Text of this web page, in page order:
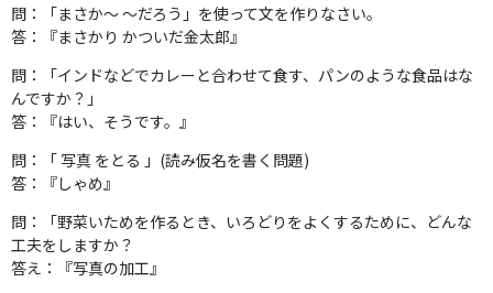
問：「まさか～ ～だろう」を使って文を作りなさい。
答：『まさかり かついだ金太郎』
問：「インドなどでカレーと合わせて食す、パンのような食品はな
んですか？」
答：『はい、そうです。』
問：「 写真 をとる 」(読み仮名を書く問題)
答：『しゃめ』
問：「野菜いためを作るとき、いろどりをよくするために、どんな
工夫をしますか？
答え：『写真の加工』